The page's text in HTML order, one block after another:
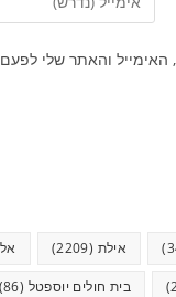
והאתר שלי
אילת (2209)
בית חולים יוספטל (86)